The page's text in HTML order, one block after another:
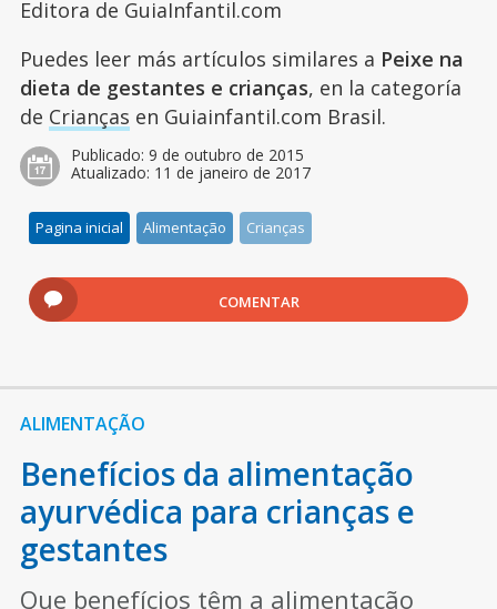
Editora de GuiaInfantil.com
Puedes leer más artículos similares a Peixe na
dieta de gestantes e crianças, en la categoría
de Crianças en Guiainfantil.com Brasil.
Publicado: 9 de outubro de 2015
Atualizado: 11 de janeiro de 2017
Pagina inicial Alimentação Crianças
COMENTAR
ALIMENTAÇÃO
Benefícios da alimentação
ayurvédica para crianças e
gestantes
Que benefícios têm a alimentação